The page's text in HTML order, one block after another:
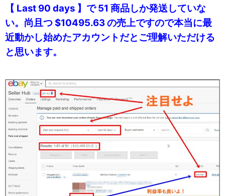
【 Last 90 days 】で 51 商品しか発送していな
い。尚且つ $10495.63 の売上ですので本当に最
近動かし始めたアカウントだとご理解いただける
と思います。